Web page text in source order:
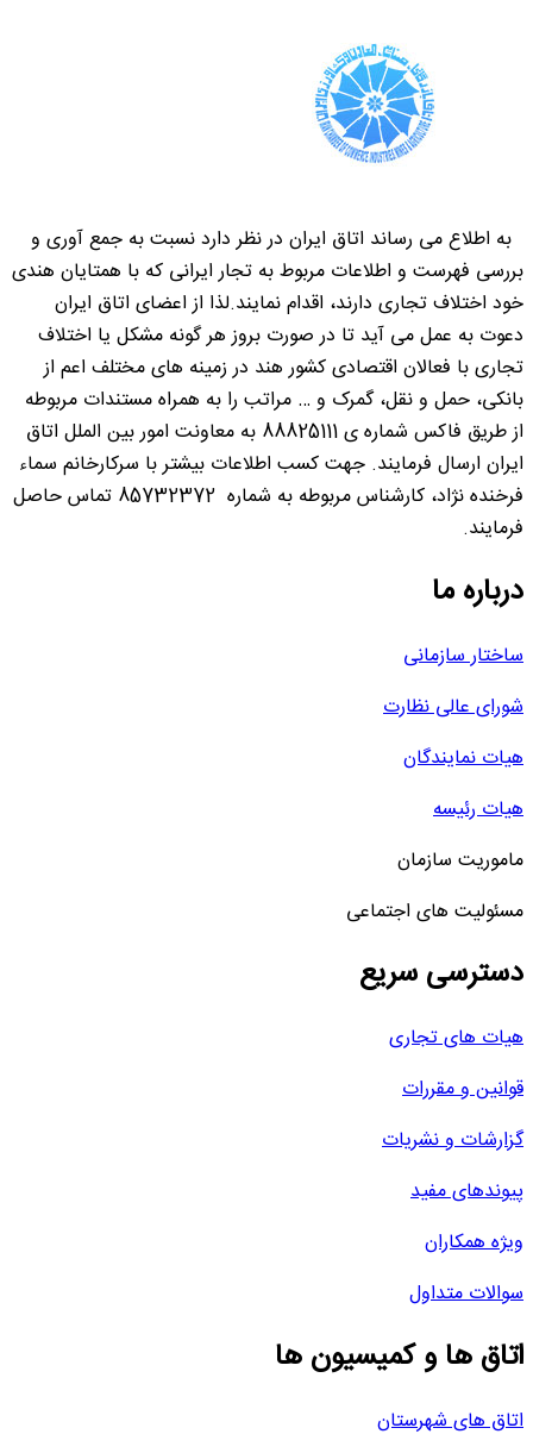
به اطلاع می رساند اتاق ایران در نظر دارد نسبت به جمع آوری و
بررسی فهرست و اطلاعات مربوط به تجار ایرانی که با همتایان هندی
خود اختلاف تجاری دارند، اقدام نمایند.لذا از اعضای اتاق ایران
دعوت به عمل می آید تا در صورت بروز هر گونه مشکل یا اختلاف
تجاری با فعالان اقتصادی کشور هند در زمینه های مختلف اعم از
بانکی، حمل و نقل، گمرک و … مراتب را به همراه مستندات مربوطه
از طریق فاکس شماره ی 88825111 به معاونت امور بین الملل اتاق
ایران ارسال فرمایند. جهت کسب اطلاعات بیشتر با سرکارخانم سماء
فرخنده نژاد، کارشناس مربوطه به شماره 85732372 تماس حاصل
فرمایند.
درباره ما
ساختار سازمانی
شورای عالی نظارت
هیات نمایندگان
هیات رئیسه
ماموریت سازمان
مسئولیت های اجتماعی
دسترسی سریع
هیات های تجاری
قوانین و مقررات
گزارشات و نشریات
پیوندهای مفید
ویژه همکاران
سوالات متداول
اتاق ها و کمیسیون ها
اتاق های شهرستان